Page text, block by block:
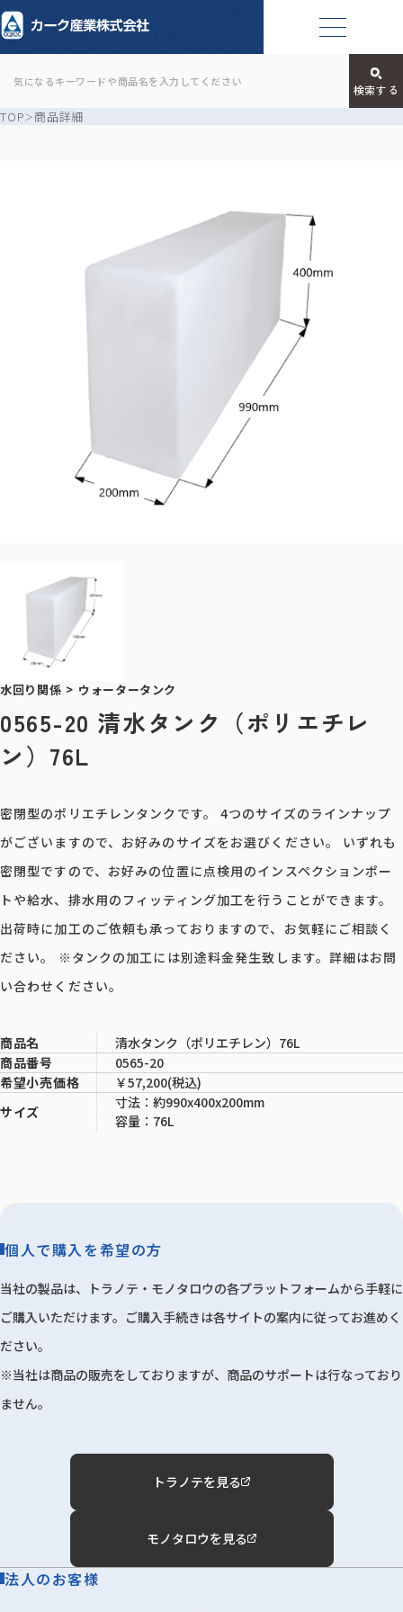
TOP 商品詳細
水回り関係 > ウォータータンク
0565-20 清水タンク（ポリエチレ
ン）76L
密閉型のポリエチレンタンクです。 4つのサイズのラインナップ
がございますので、お好みのサイズをお選びください。 いずれも
密閉型ですので、お好みの位置に点検用のインスペクションポー
トや給水、排水用のフィッティング加工を行うことができます。
出荷時に加工のご依頼も承っておりますので、お気軽にご相談く
ださい。 ※タンクの加工には別途料金発生致します。詳細はお問
い合わせください。
商品名
清水タンク（ポリエチレン）76L
商品番号
0565-20
希望小売価格
￥57,200(税込)
サイズ
寸法：約990x400x200mm
容量：76L
個人で購入を希望の方
当社の製品は、トラノテ・モノタロウの各プラットフォームから手軽に
ご購入いただけます。ご購入手続きは各サイトの案内に従ってお進めく
ださい。
※当社は商品の販売をしておりますが、商品のサポートは行なっており
ません。
トラノテを見る
モノタロウを見る
法人のお客様